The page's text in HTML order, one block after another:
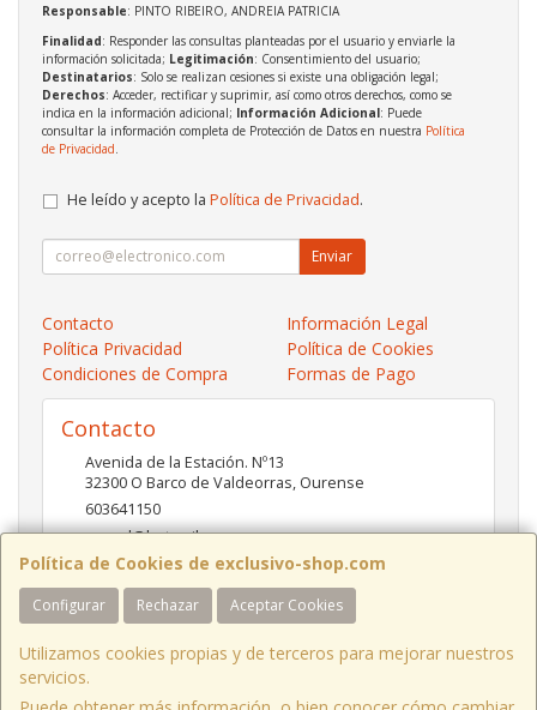
Política de Cookies de exclusivo-shop.com
Configurar Rechazar Aceptar Cookies
Utilizamos cookies propias y de terceros para mejorar nuestros
servicios.
Responsable: PINTO RIBEIRO, ANDREIA PATRICIA
Finalidad: Responder las consultas planteadas por el usuario y enviarle la
información solicitada; Legitimación: Consentimiento del usuario;
Destinatarios: Solo se realizan cesiones si existe una obligación legal;
Derechos: Acceder, rectificar y suprimir, así como otros derechos, como se
indica en la información adicional; Información Adicional: Puede
consultar la información completa de Protección de Datos en nuestra Política
de Privacidad.
He leído y acepto la Política de Privacidad.
Enviar
Contacto
Información Legal
Política Privacidad
Política de Cookies
Condiciones de Compra
Formas de Pago
Contacto
Avenida de la Estación. Nº13
32300 O Barco de Valdeorras, Ourense
603641150
pc-red@hotmail.es
Horario
10:00- 13:30 / 17:00- 20:30